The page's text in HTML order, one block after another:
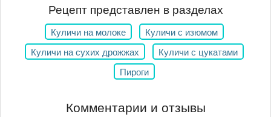
Рецепт представлен в разделах
Куличи на молоке
Куличи с изюмом
Куличи на сухих дрожжах
Куличи с цукатами
Пироги
Комментарии и отзывы